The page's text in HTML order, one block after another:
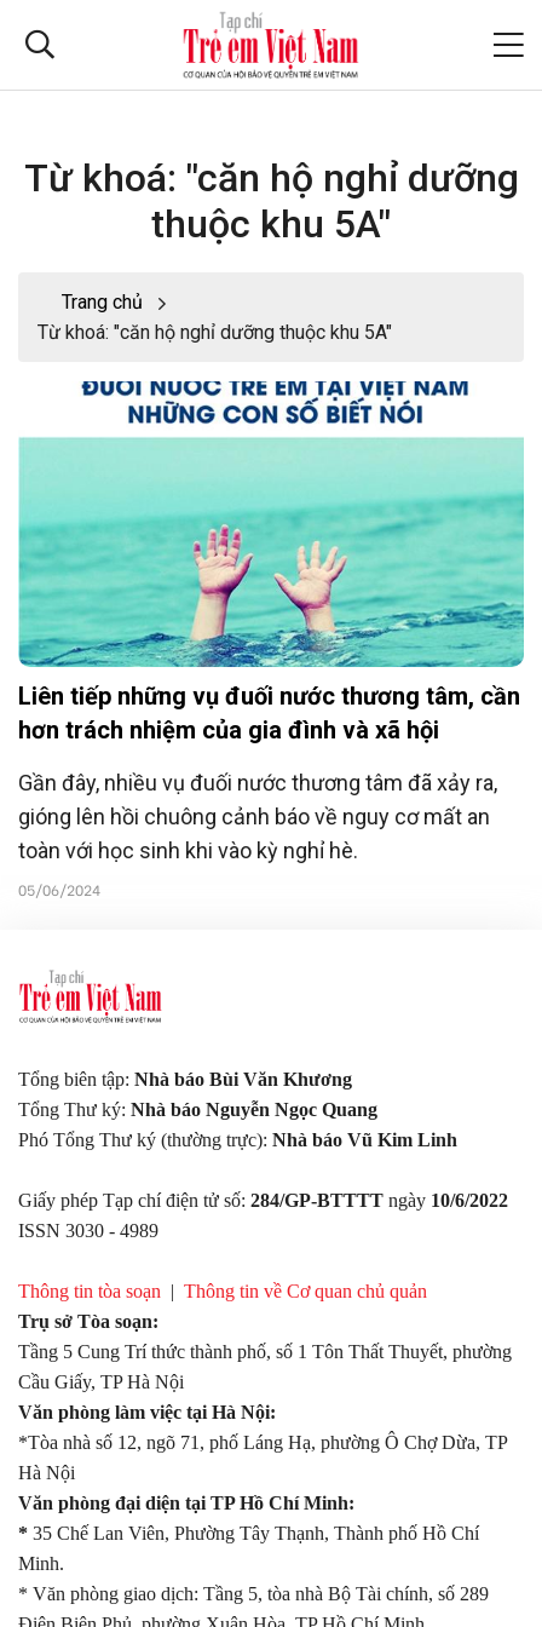
Từ khoá: "căn hộ nghỉ dưỡng
thuộc khu 5A"
Trang chủ
Từ khoá: "căn hộ nghỉ dưỡng thuộc khu 5A"
Liên tiếp những vụ đuối nước thương tâm, cần
hơn trách nhiệm của gia đình và xã hội
Gần đây, nhiều vụ đuối nước thương tâm đã xảy ra,
gióng lên hồi chuông cảnh báo về nguy cơ mất an
toàn với học sinh khi vào kỳ nghỉ hè.
05/06/2024
Tổng biên tập: Nhà báo Bùi Văn Khương
Tổng Thư ký: Nhà báo Nguyễn Ngọc Quang
Phó Tổng Thư ký (thường trực): Nhà báo Vũ Kim Linh
Giấy phép Tạp chí điện tử số: 284/GP-BTTTT ngày 10/6/2022
ISSN 3030 - 4989
Thông tin tòa soạn | Thông tin về Cơ quan chủ quản
Trụ sở Tòa soạn:
Tầng 5 Cung Trí thức thành phố, số 1 Tôn Thất Thuyết, phường
Cầu Giấy, TP Hà Nội
Văn phòng làm việc tại Hà Nội:
*Tòa nhà số 12, ngõ 71, phố Láng Hạ, phường Ô Chợ Dừa, TP
Hà Nội
Văn phòng đại diện tại TP Hồ Chí Minh:
* 35 Chế Lan Viên, Phường Tây Thạnh, Thành phố Hồ Chí
Minh.
* Văn phòng giao dịch: Tầng 5, tòa nhà Bộ Tài chính, số 289